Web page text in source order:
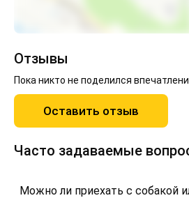
Отзывы
Пока никто не поделился
Оставить отзыв
Часто задаваемые
Можно ли приехать с собакой